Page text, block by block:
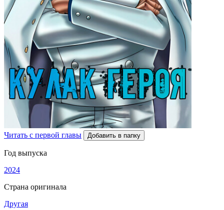
Читать с первой главы Добавить в папку
Год выпуска
2024
Страна оригинала
Другая